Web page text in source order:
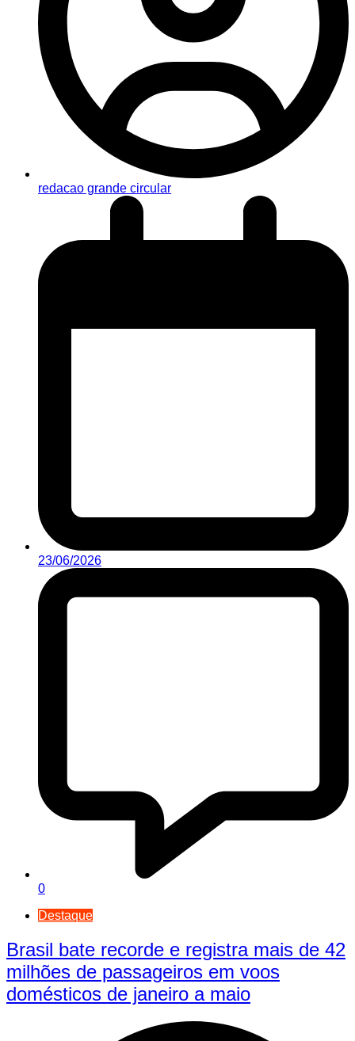
redacao grande circular
23/06/2026
0
Destaque
Brasil bate recorde e registra mais de 42
milhões de passageiros em voos
domésticos de janeiro a maio